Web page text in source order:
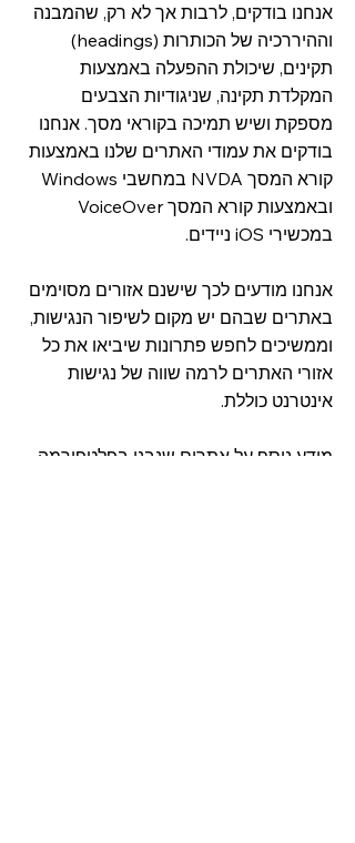
אנחנו בודקים, לרבות אך לא רק, שהמבנה
וההיררכיה של הכותרות (headings)
תקינים, שיכולת ההפעלה באמצעות
המקלדת תקינה, שניגודיות הצבעים
מספקת ושיש תמיכה בקוראי מסך. אנחנו
בודקים את עמודי האתרים שלנו באמצעות
קורא המסך NVDA במחשבי Windows
ובאמצעות קורא המסך VoiceOver
במכשירי iOS ניידים.
אנחנו מודעים לכך שישנם אזורים מסוימים
באתרים שבהם יש מקום לשיפור הנגישות,
וממשיכים לחפש פתרונות שיביאו את כל
אזורי האתרים לרמה שווה של נגישות
אינטרנט כוללת.
מידע נוסף על אתרים שנבנו בפלטפורמה